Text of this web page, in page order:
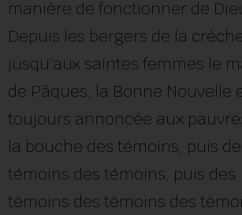
manière de fonctionner de
Depuis les bergers de la
jusqu’aux saintes femmes le
de Pâques, la Bonne Nouvelle
toujours annoncée aux
la bouche des témoins, puis
témoins des témoins, puis des
témoins des témoins des